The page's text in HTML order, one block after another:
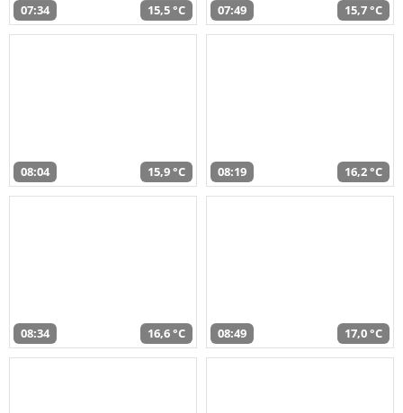
07:34 15,5 °C 07:49 15,7 °C
08:04 15,9 °C 08:19 16,2 °C
08:34 16,6 °C 08:49 17,0 °C